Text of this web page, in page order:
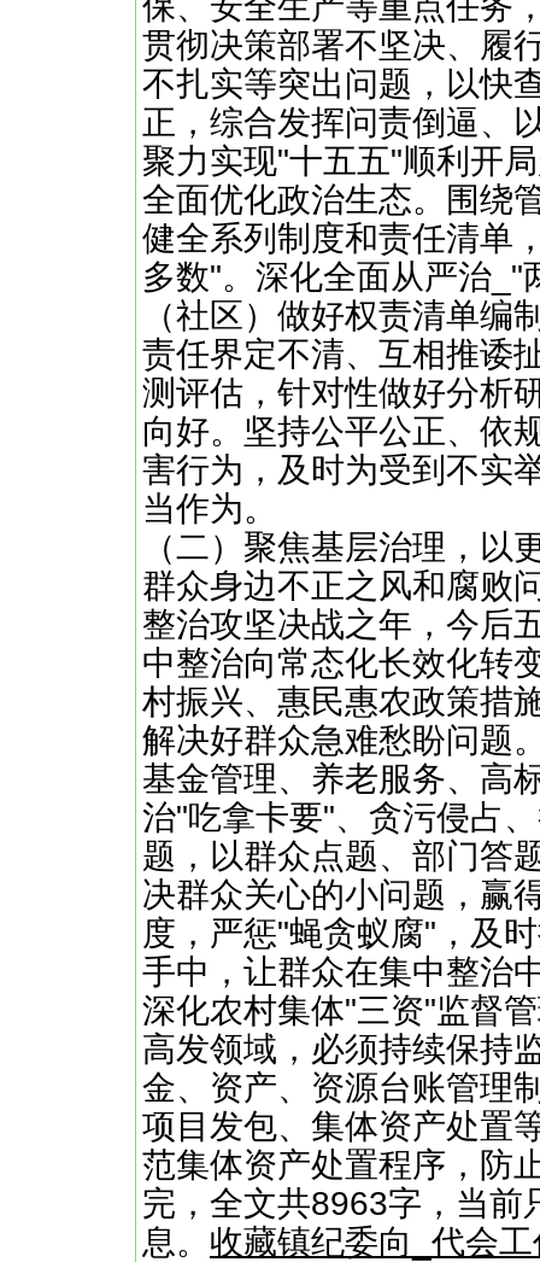
贯彻决策部署不坚决、履
不扎实等突出问题，以快
正，综合发挥问责倒逼、
聚力实现"十五五"顺利开
全面优化政治生态。围绕
健全系列制度和责任清单
多数"。深化全面从严治_"
（社区）做好权责清单编
责任界定不清、互相推诿
测评估，针对性做好分析
向好。坚持公平公正、依
害行为，及时为受到不实
当作为。
（二）聚焦基层治理，以
群众身边不正之风和腐败
整治攻坚决战之年，今后
中整治向常态化长效化转
村振兴、惠民惠农政策措
解决好群众急难愁盼问题
基金管理、养老服务、高
治"吃拿卡要"、贪污侵占
题，以群众点题、部门答
决群众关心的小问题，赢
度，严惩"蝇贪蚁腐"，及
手中，让群众在集中整治
深化农村集体"三资"监督
高发领域，必须持续保持
金、资产、资源台账管理
项目发包、集体资产处置
范集体资产处置程序，
完，全文共8963字，当前
息。 收藏镇纪委向_代会